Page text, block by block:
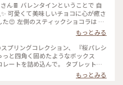
うことで 自
可愛くて美味しいチョコに心が癒さ
コラは キ
右側はお酒入りチョコや 京都産の
じ茶など チョコと一言で
ージやデザインも
ョコでもプレゼント用でも どちら
息 #バレンタイ
もっとみる
プリングコレクション、 『桜パレシ
詰め込んで。 タブレットも
丸窓から桜を覗くような和を感じ
もっとみる